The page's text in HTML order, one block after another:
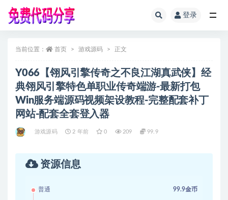
登录
当前位置： 首页 游戏源码 正文
Y066【翎风引擎传奇之不良江湖真武侠】经
典翎风引擎特色单职业传奇端游-最新打包
Win服务端源码视频架设教程-完整配套补丁
网站-配套全套登入器
游戏源码 2 年前 0 209 99.9
资源信息
普通 99.9金币